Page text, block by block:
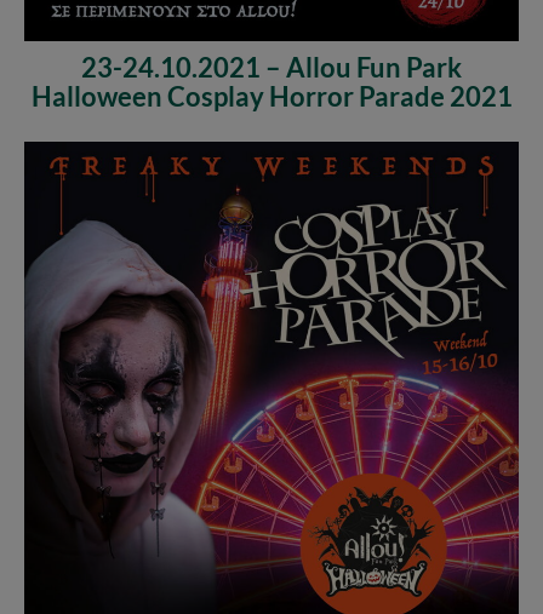
23-24.10.2021 – Allou Fun Park
Halloween Cosplay Horror Parade 2021